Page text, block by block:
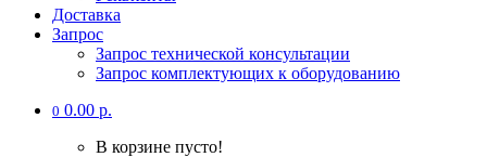
Доставка
Запрос
Запрос технической консультации
Запрос комплектующих к оборудованию
0 0.00 р.
В корзине пусто!